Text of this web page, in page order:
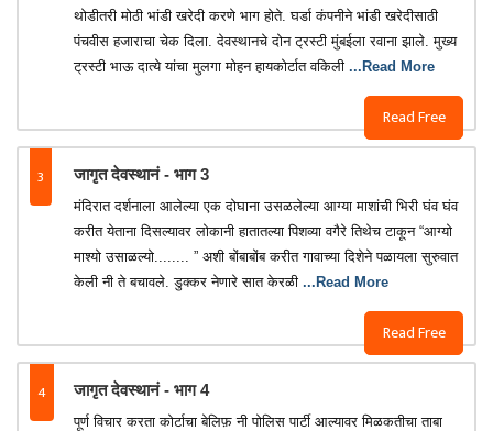
Read Free
थोडीतरी मोठी भांडी खरेदी करणे भाग होते. घर्डा कंपनीने भांडी खरेदीसाठी
पंचवीस हजाराचा चेक दिला. देवस्थानचे दोन ट्रस्टी मुंबईला रवाना झाले. मुख्य
ट्रस्टी भाऊ दात्ये यांचा मुलगा मोहन हायकोर्टात वकिली ...Read More
3 जागृत देवस्थानं - भाग 3
Read Free
मंदिरात दर्शनाला आलेल्या एक दोघाना उसळलेल्या आग्या माशांची भिरी घंव घंव
करीत येताना दिसल्यावर लोकानी हातातल्या पिशव्या वगैरे तिथेच टाकून “आग्यो
माश्यो उसाळल्यो........ ” अशी बोंबाबोंब करीत गावाच्या दिशेने पळायला सुरुवात
केली नी ते बचावले. डुक्कर नेणारे सात केरळी ...Read More
4 जागृत देवस्थानं - भाग 4
पूर्ण विचार करता कोर्टाचा बेलिफ़ नी पोलिस पार्टी आल्यावर मिळकतीचा ताबा